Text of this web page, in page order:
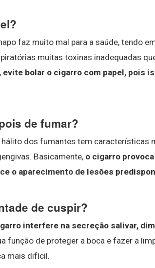
faz muito mal para a saúde, tendo
muitas toxinas inadequadas
evite bolar o cigarro com papel, pois
de fumar?
hálito dos fumantes tem características
Basicamente, o cigarro
o aparecimento de lesões
de cuspir?
interfere na secreção salivar,
função de proteger a boca e fazer a
mais difícil.